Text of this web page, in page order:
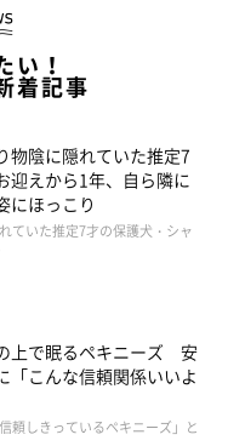
ばへ行っても、近くで寝
さんは推測します。
とも、こんなふうにおも
そのときは、パパはいな
い！
着記事
物陰に隠れていた推定7
えから1年、自ら隣に
にほっこり
ていた推定7才の保護犬・シャ
上で眠るペキニーズ 安
「こんな信頼関係いいよ
頼しきっているペキニーズ」と